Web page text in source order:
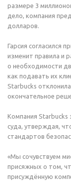
размере 3
дело, компания
долларов.
Гарсия согласился
изменит правила и
о необходимости
как подавать их
Starbucks
окончательное
Компания Starbucks
суда, утверждая,
стандартов
«Мы сочувствуем
присяжных о том,
присуждённую